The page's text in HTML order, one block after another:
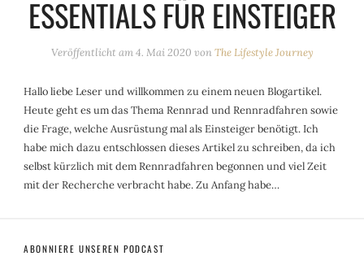
ESSENTIALS FÜR EINSTEIGER
Veröffentlicht am4. Mai 2020 vonThe Lifestyle Journey
Hallo liebe Leser und willkommen zu einem neuen Blogartikel.
Heute geht es um das Thema Rennrad und Rennradfahren sowie
die Frage, welche Ausrüstung mal als Einsteiger benötigt. Ich
habe mich dazu entschlossen dieses Artikel zu schreiben, da ich
selbst kürzlich mit dem Rennradfahren begonnen und viel Zeit
mit der Recherche verbracht habe. Zu Anfang habe…
ABONNIERE UNSEREN PODCAST